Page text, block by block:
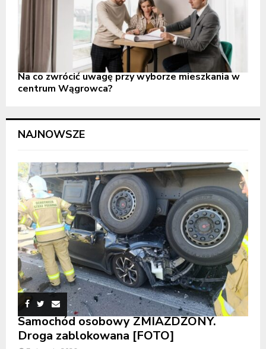
Na co zwrócić uwagę przy wyborze mieszkania w
centrum Wągrowca?
NAJNOWSZE
Samochód osobowy ZMIAŻDŻONY.
Droga zablokowana [FOTO]